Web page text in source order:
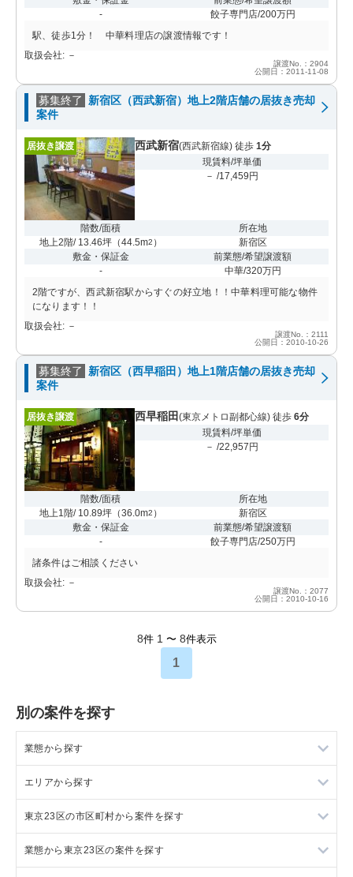
-
餃子専門店/200万円
駅、徒歩1分！ 中華料理店の譲渡情報です！
取扱会社: －
譲渡No.：2904
公開日：2011-11-08
募集終了
新宿区（西武新宿）地上2階店舗の居抜き売却
案件
居抜き譲渡 西武新宿(西武新宿線) 徒歩 1分
現賃料/坪単価
－ /17,459円
階数/面積
地上2階/ 13.46坪（44.5m2 ）
所在地
新宿区
敷金・保証金
-
前業態/希望譲渡額
中華/320万円
2階ですが、西武新宿駅からすぐの好立地！！中華料理可能な物件
になります！！
取扱会社: －
譲渡No.：2111
公開日：2010-10-26
募集終了
新宿区（西早稲田）地上1階店舗の居抜き売却
案件
居抜き譲渡 西早稲田 (東京メトロ副都心線) 徒歩 6分
現賃料/坪単価
－ /22,957円
階数/面積
地上1階/ 10.89坪（36.0m2 ）
所在地
新宿区
敷金・保証金
-
前業態/希望譲渡額
餃子専門店/250万円
諸条件はご相談ください
取扱会社: －
譲渡No.：2077
公開日：2010-10-16
8件 1 〜 8件表示
1
別の案件を探す
業態から探す
ラーメンの居抜き売却物件の案件一覧
フランス料理の居抜き売却物件の案件一覧
イタリア料理の居抜き売却物件の案件一覧
エリアから探す
東京23区の飲食店の居抜き売却物件の案件一覧
東京都下の飲食店の居抜き売却物件の案件一覧
東京23区の市区町村から案件を探す
目黒区の飲食店の居抜き売却物件の案件一覧
業態から東京23区の案件を探す